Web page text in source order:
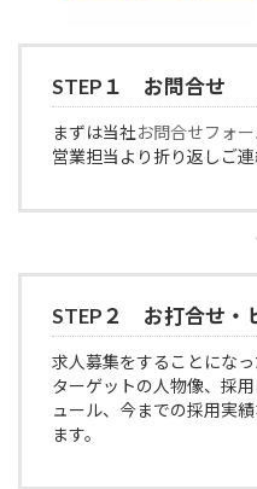
STEP１ お問合せ
まずは当社お問合せフォ
営業担当より折り返しご連
STEP２ お打合せ・
求人募集をすることにな
ターゲットの人物像、採
ュール、今までの採用実
ます。